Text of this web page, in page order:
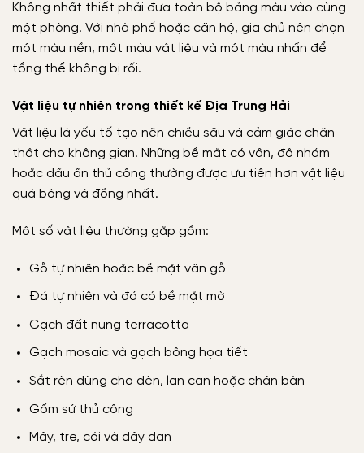
Không nhất thiết phải đưa toàn bộ bảng màu vào cùng
một phòng. Với nhà phố hoặc căn hộ, gia chủ nên chọn
một màu nền, một màu vật liệu và một màu nhấn để
tổng thể không bị rối.
Vật liệu tự nhiên trong thiết kế Địa Trung Hải
Vật liệu là yếu tố tạo nên chiều sâu và cảm giác chân
thật cho không gian. Những bề mặt có vân, độ nhám
hoặc dấu ấn thủ công thường được ưu tiên hơn vật liệu
quá bóng và đồng nhất.
Một số vật liệu thường gặp gồm:
Gỗ tự nhiên hoặc bề mặt vân gỗ
Đá tự nhiên và đá có bề mặt mờ
Gạch đất nung terracotta
Gạch mosaic và gạch bông họa tiết
Sắt rèn dùng cho đèn, lan can hoặc chân bàn
Gốm sứ thủ công
Mây, tre, cói và dây đan